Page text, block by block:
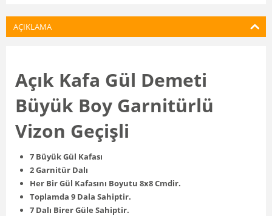
AÇIKLAMA
Açık Kafa Gül Demeti
Büyük Boy Garnitürlü
Vizon Geçişli
7 Büyük Gül Kafası
2 Garnitür Dalı
Her Bir Gül Kafasını Boyutu 8x8 Cmdir.
Toplamda 9 Dala Sahiptir.
7 Dalı Birer Güle Sahiptir.